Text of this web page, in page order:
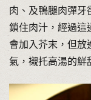
肉、及鴨腿肉彈牙
鎖住肉汁，經過這
會加入芥末，但放
氣，襯托高湯的鮮